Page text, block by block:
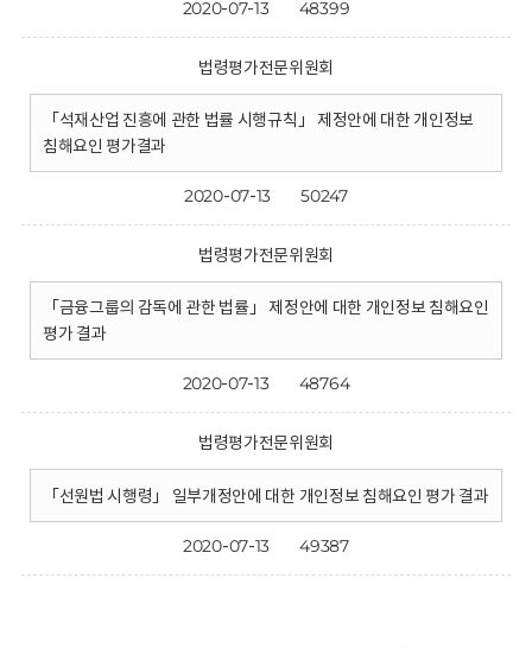
2020-07-13 48399
법령평가전문위원회
「석재산업 진흥에 관한 법률 시행규칙」 제정안에 대한 개인정보
침해요인 평가결과
2020-07-13 50247
법령평가전문위원회
「금융그룹의 감독에 관한 법률」 제정안에 대한 개인정보 침해요인
평가 결과
2020-07-13 48764
법령평가전문위원회
「선원법 시행령」 일부개정안에 대한 개인정보 침해요인 평가 결과
2020-07-13 49387